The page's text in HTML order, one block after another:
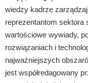
wiedzy kadrze
reprezentantom sektora
wartościowe wywiady,
rozwiązaniach i
najważniejszych
jest współredagowany